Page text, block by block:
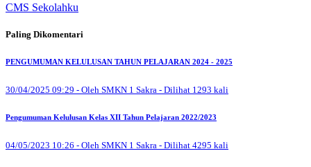
CMS Sekolahku
Paling Dikomentari
PENGUMUMAN KELULUSAN TAHUN PELAJARAN 2024 - 2025
30/04/2025 09:29 - Oleh SMKN 1 Sakra - Dilihat 1293 kali
Pengumuman Kelulusan Kelas XII Tahun Pelajaran 2022/2023
04/05/2023 10:26 - Oleh SMKN 1 Sakra - Dilihat 4295 kali